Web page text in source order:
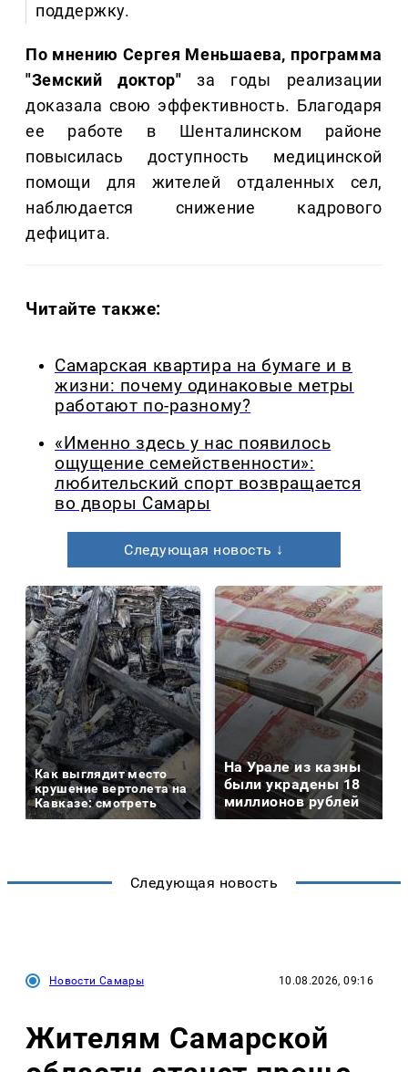
поддержку.
По мнению Сергея Меньшаева, программа
"Земский доктор"за годы реализации
доказала свою эффективность. Благодаря
ее работе в Шенталинском районе
повысилась доступность медицинской
помощи для жителей отдаленных сел,
наблюдается снижение кадрового
дефицита.
Читайте также:
Самарская квартира на бумаге и в
жизни: почему одинаковые метры
работают по-разному?
«Именно здесь у нас появилось
ощущение семейственности»:
любительский спорт возвращается
во дворы Самары
Следующая новость ↓
Как выглядит место
крушение вертолета на
Кавказе: смотреть
На Урале из казны
были украдены 18
миллионов рублей
Следующая новость
Новости Самары 10.08.2026, 09:16
Жителям Самарской